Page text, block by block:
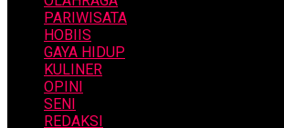
PARIWISATA
HOBIIS
GAYA HIDUP
KULINER
OPINI
SENI
REDAKSI